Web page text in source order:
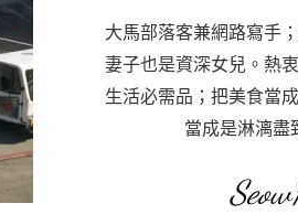
大馬部落客兼網路寫手
妻子也是資深女兒。熱
生活必需品；把美食當
當成是淋漓盡